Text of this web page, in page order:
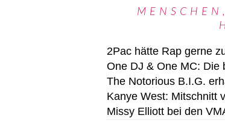
2Pac hätte Rap gerne
One DJ & One MC: Die
The Notorious B.I.G.
Kanye West: Mitschnitt
Missy Elliott bei den